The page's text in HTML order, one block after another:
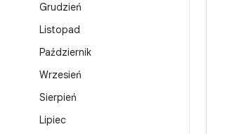
Grudzień
Listopad
Październik
Wrzesień
Sierpień
Lipiec